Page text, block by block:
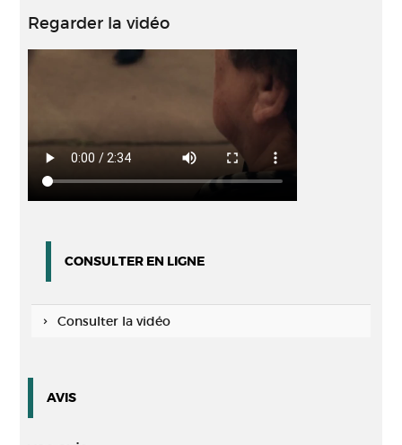
Regarder la vidéo
CONSULTER EN LIGNE
Consulter la vidéo
AVIS